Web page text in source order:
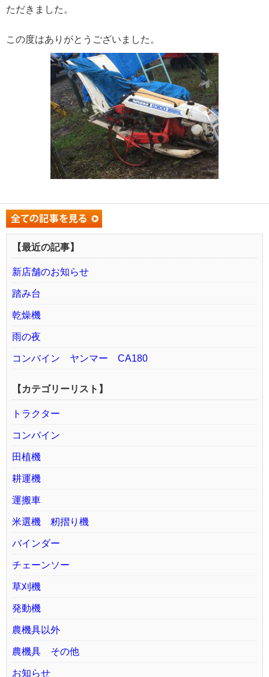
ただきました。
この度はありがとうございました。
【最近の記事】
新店舗のお知らせ
踏み台
乾燥機
雨の夜
コンバイン ヤンマー CA180
【カテゴリーリスト】
トラクター
コンバイン
田植機
耕運機
運搬車
米選機 籾摺り機
バインダー
チェーンソー
草刈機
発動機
農機具以外
農機具 その他
お知らせ